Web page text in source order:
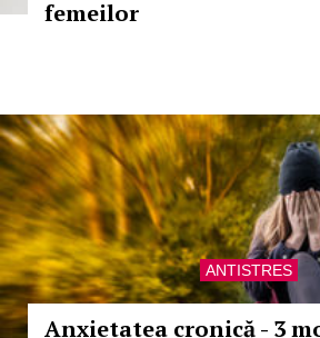
femeilor
ANTISTRES
Anxietatea cronică - 3